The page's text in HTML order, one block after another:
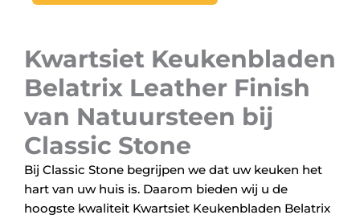
Kwartsiet Keukenbladen
Belatrix Leather Finish
van Natuursteen bij
Classic Stone
Bij Classic Stone begrijpen we dat uw keuken het
hart van uw huis is. Daarom bieden wij u de
hoogste kwaliteit Kwartsiet Keukenbladen Belatrix